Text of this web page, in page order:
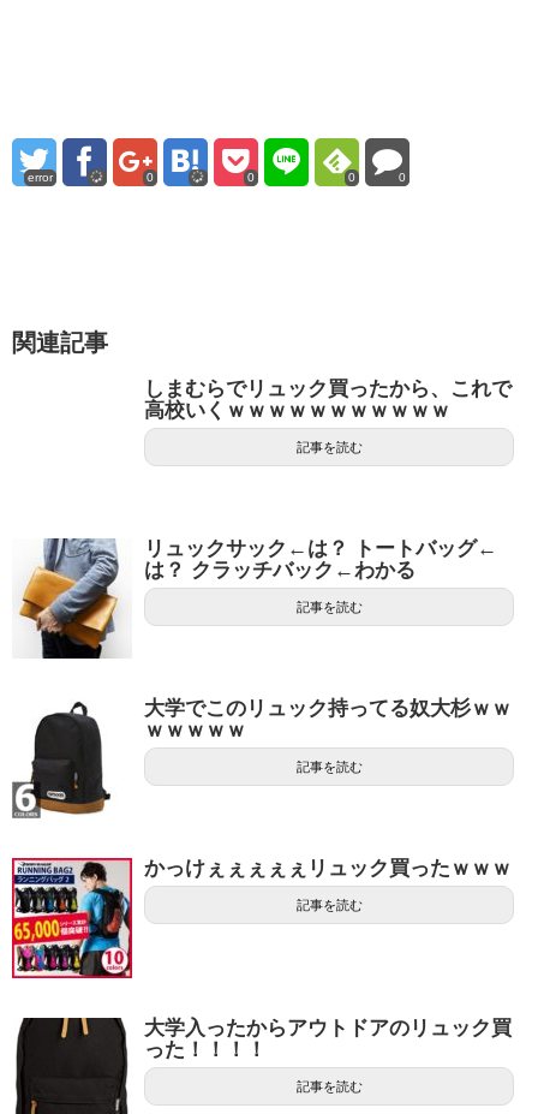
error 0 0 0 0
関連記事
しまむらでリュック買ったから、これで
高校いくｗｗｗｗｗｗｗｗｗｗｗ
記事を読む
リュックサック←は？ トートバッグ←
は？ クラッチバック←わかる
記事を読む
大学でこのリュック持ってる奴大杉ｗｗ
ｗｗｗｗｗ
記事を読む
かっけぇぇぇぇぇリュック買ったｗｗｗ
記事を読む
大学入ったからアウトドアのリュック買
った！！！！
記事を読む